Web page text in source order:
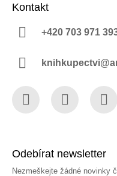
Kontakt
+420 703 971
Odebírat newsletter
Nezmeškejte žádné novinky